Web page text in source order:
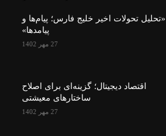
«تحلیل تحولات اخیر خلیج فارس؛ پیام‌ها و
پیامدها»
27 مهر 1402
اقتصاد دیجیتال؛ گزینه‌ای برای اصلاح
ساختارهای معیشتی
27 مهر 1402